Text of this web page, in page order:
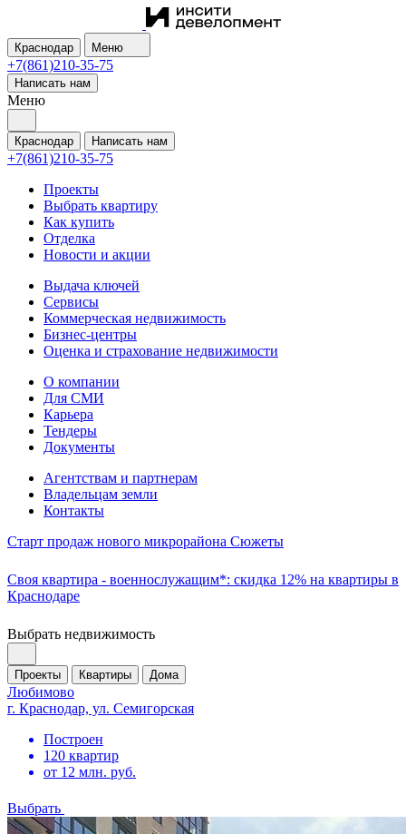
Краснодар Меню
+7(861)210-35-75
Написать нам
Меню
Краснодар Написать нам
+7(861)210-35-75
Проекты
Выбрать квартиру
Как купить
Отделка
Новости и акции
Выдача ключей
Сервисы
Коммерческая недвижимость
Бизнес-центры
Оценка и страхование недвижимости
О компании
Для СМИ
Карьера
Тендеры
Документы
Агентствам и партнерам
Владельцам земли
Контакты
Старт продаж нового микрорайона Сюжеты
Своя квартира - военнослужащим*: скидка 12% на квартиры в
Краснодаре
Выбрать недвижимость
Проекты Квартиры Дома
Любимово
г. Краснодар, ул. Семигорская
Построен
120 квартир
от 12 млн. руб.
Выбрать